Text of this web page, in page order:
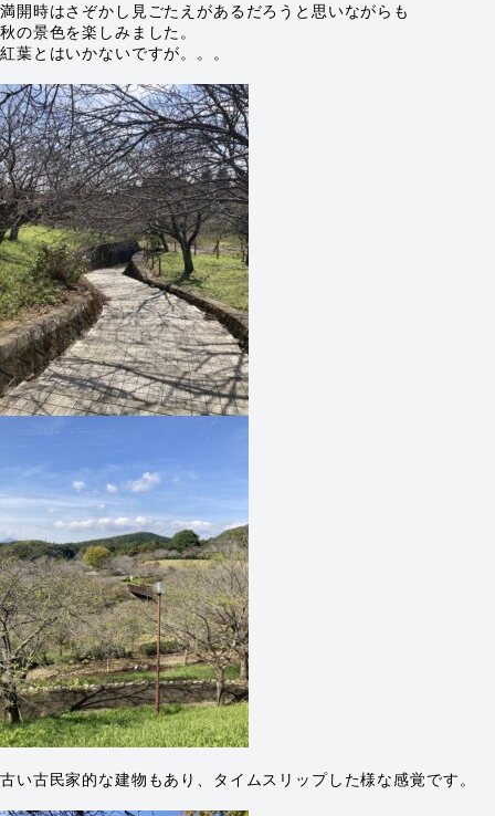
満開時はさぞかし見ごたえがあるだろうと思いながらも
秋の景色を楽しみました。
紅葉とはいかないですが。。。
古い古民家的な建物もあり、タイムスリップした様な感覚です。